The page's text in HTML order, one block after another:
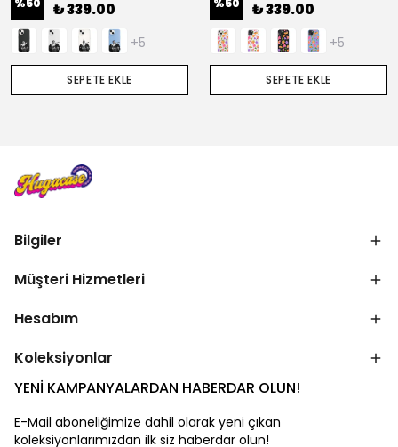
%50 ₺ 339.00
+5
SEPETE EKLE
%50 ₺ 339.00
+5
SEPETE EKLE
Bilgiler
Müşteri Hizmetleri
Hesabım
Koleksiyonlar
YENİ KAMPANYALARDAN HABERDAR OLUN!
E-Mail aboneliğimize dahil olarak yeni çıkan
koleksiyonlarımızdan ilk siz haberdar olun!